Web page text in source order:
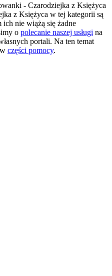
- Czarodziejka z Księżyca
z Księżyca w tej kategorii są
nie wiążą się żadne
o polecanie naszej usługi na
portali. Na ten temat
części pomocy.